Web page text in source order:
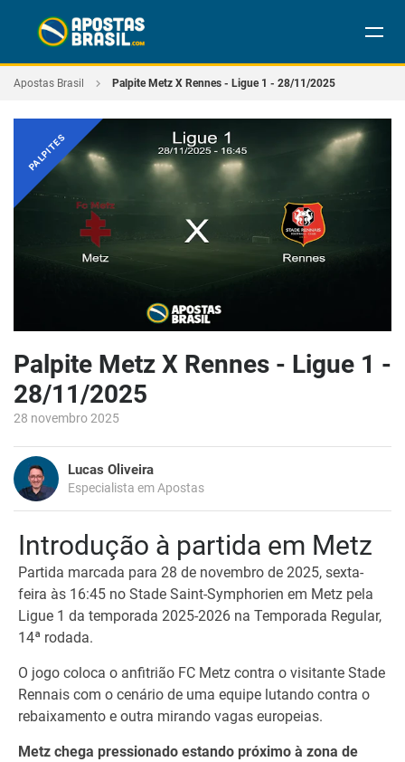
Apostas Brasil Palpite Metz X Rennes - Ligue 1 - 28/11/2025
PALPITES
Palpite Metz X Rennes - Ligue 1 -
28/11/2025
28 novembro 2025
Lucas Oliveira
Especialista em Apostas
Introdução à partida em Metz
Partida marcada para 28 de novembro de 2025, sexta-
feira às 16:45 no Stade Saint-Symphorien em Metz pela
Ligue 1 da temporada 2025-2026 na Temporada Regular,
14ª rodada.
O jogo coloca o anfitrião FC Metz contra o visitante Stade
Rennais com o cenário de uma equipe lutando contra o
rebaixamento e outra mirando vagas europeias.
Metz chega pressionado estando próximo à zona de